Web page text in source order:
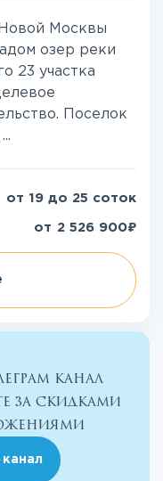
Москвы
озер реки
23 участка
Поселок
от 19 до 25 соток
от 2 526 900₽
канал
за скидками